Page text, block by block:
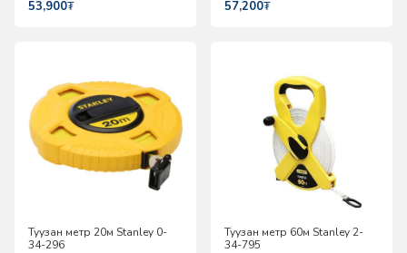
53,900₮ 57,200₮
Туузан метр 20м Stanley 0-
34-296
Туузан метр 60м Stanley 2-
34-795